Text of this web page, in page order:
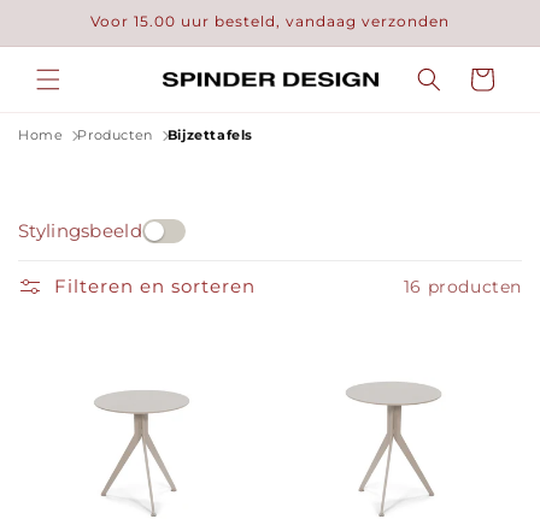
naar de
content
Voor 15.00 uur besteld, vandaag verzonden
Home Producten Bijzettafels
Stylingsbeeld
Filteren en sorteren 16 producten